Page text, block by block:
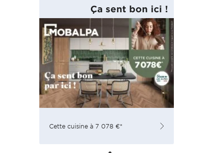
Ça sent bon ici !
Cette cuisine à 7 078 €*